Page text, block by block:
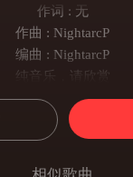
作词 : 无
作曲 : NightarcP
编曲 : NightarcP
纯音乐，请欣赏